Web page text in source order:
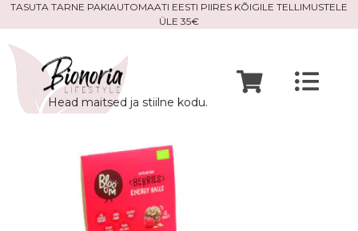
Skip
to
content
TASUTA TARNE PAKIAUTOMAATI EESTI PIIRES KÕIGILE TELLIMUSTELE
ÜLE 35€
Head maitsed ja stiilne kodu.